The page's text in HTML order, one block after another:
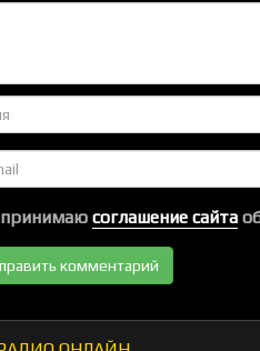
соглашение сайта